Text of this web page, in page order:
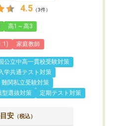
4.5 （3件）
高1～高3
家庭教師
公立中高一貫校受験対策
学共通テスト対策
難関私立受験対策
型選抜対策
定期テスト対策
安 （税込）